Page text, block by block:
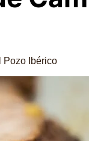
Pozo Ibérico